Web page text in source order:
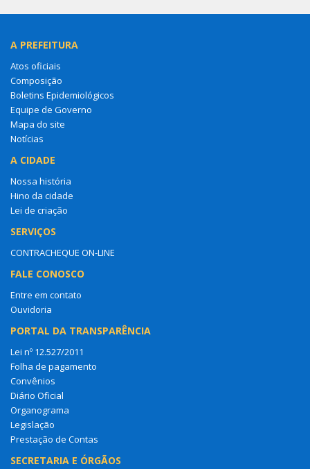
A PREFEITURA
Atos oficiais
Composição
Boletins Epidemiológicos
Equipe de Governo
Mapa do site
Notícias
A CIDADE
Nossa história
Hino da cidade
Lei de criação
SERVIÇOS
CONTRACHEQUE ON-LINE
FALE CONOSCO
Entre em contato
Ouvidoria
PORTAL DA TRANSPARÊNCIA
Lei nº 12.527/2011
Folha de pagamento
Convênios
Diário Oficial
Organograma
Legislação
Prestação de Contas
SECRETARIA E ÓRGÃOS